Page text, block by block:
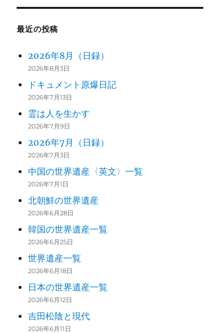
最近の投稿
2026年8月（日録）
2026年8月3日
ドキュメント原爆日記
2026年7月13日
霊は人を生かす
2026年7月9日
2026年7月（日録）
2026年7月3日
中国の世界遺産〈英文〉一覧
2026年7月1日
北朝鮮の世界遺産
2026年6月28日
韓国の世界遺産一覧
2026年6月25日
世界遺産一覧
2026年6月18日
日本の世界遺産一覧
2026年6月12日
吉田松陰と現代
2026年6月11日